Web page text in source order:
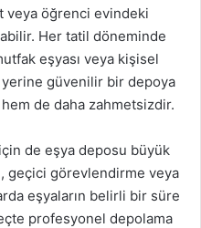
öğrenci evindeki
Her tatil döneminde
eşyası veya kişisel
yerine güvenilir bir depoya
de daha zahmetsizdir.
de eşya deposu büyük
geçici görevlendirme veya
eşyaların belirli bir süre
profesyonel depolama